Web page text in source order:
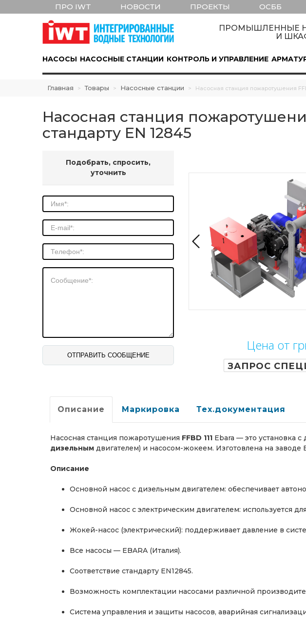
ПРО IWT НОВОСТИ ПРОЕКТЫ ОСББ
ПРОМЫШЛЕННЫЕ
И
НАСОСЫ НАСОСНЫЕ СТАНЦИИ КОНТРОЛЬ И УПРАВЛЕНИЕ
Главная > Товары > Насосные станции > Насосная станция пожаротушения
Насосная станция
стандарту EN 12845
Подобрать, спросить,
уточнить
Цена от
ЗАПРОС
Описание Маркировка Тех.документация
Насосная станция пожаротушения FFBD 111 Ebara — это установка
дизельным двигателем) и насосом-жокеем. Изготовлена на заводе
Описание
Основной насос с дизельным двигателем: обеспечивает
Основной насос с электрическим двигателем: используется
Жокей-насос (электрический): поддерживает давление в
Все насосы — EBARA (Италия).
Соответствие стандарту EN12845.
Возможность комплектации насосами различной
Система управления и защиты насосов, аварийная